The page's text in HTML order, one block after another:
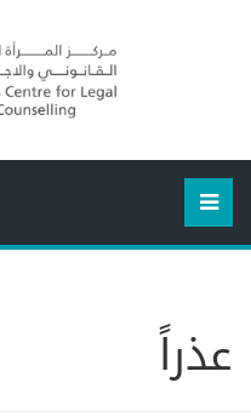
عذراً